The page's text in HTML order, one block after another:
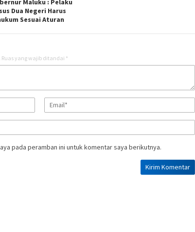
Dua Negeri Harus
Sesuai Aturan
Ruas yang wajib ditandai *
pada peramban ini untuk komentar saya berikutnya.